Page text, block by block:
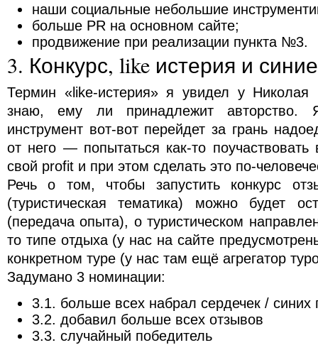
наши социальные небольшие
больше PR на основном сайте;
продвижение при реализации пункта №3.
3. Конкурс, like истерия и
Термин «like-истерия» я увидел у Николая
знаю, ему ли принадлежит
инструмент вот-вот перейдет за грань
от него — попытаться как-то поучаствовать
свой profit и при этом сделать это по-
Речь о том, чтобы запустить конкурс
(туристическая тематика) можно будет
(передача опыта), о туристическом
то типе отдыха (у нас на сайте
конкретном туре (у нас там ещё агрегатор
Задумано 3 номинации:
3.1. больше всех набрал сердечек / синих
3.2. добавил больше всех отзывов
3.3. случайный победитель